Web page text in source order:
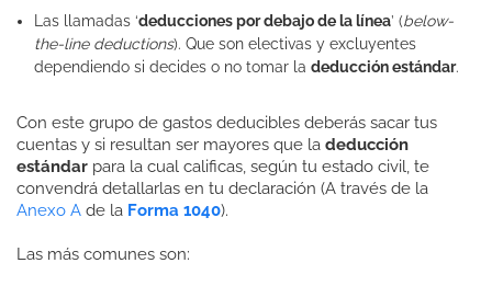
Las llamadas ‘deducciones por debajo de la línea’ (below-
the-line deductions). Que son electivas y excluyentes
dependiendo si decides o no tomar la deducción estándar.
Con este grupo de gastos deducibles deberás sacar tus
cuentas y si resultan ser mayores que la deducción
estándar para la cual calificas, según tu estado civil, te
convendrá detallarlas en tu declaración (A través de la
Anexo A de la Forma 1040).
Las más comunes son: